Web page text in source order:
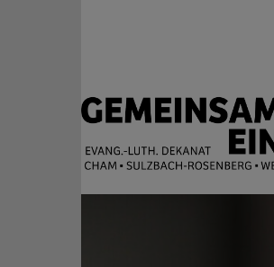
EVANG.-
Cham Sulzbach-Rosenberg